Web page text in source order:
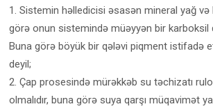
1. Sistemin həlledicisi əsasən mineral yağ və
görə onun sistemində müəyyən bir karboksil
Buna görə böyük bir qələvi piqment istifadə
deyil;
2. Çap prosesində mürəkkəb su təchizatı
olmalıdır, buna görə suya qarşı müqavimət